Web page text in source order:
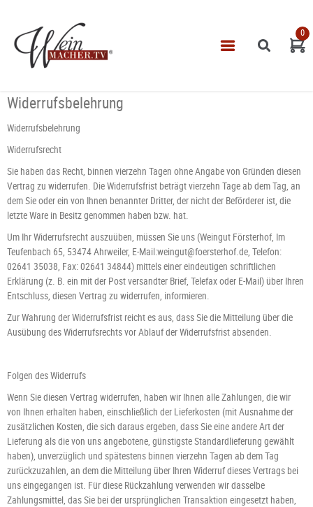
IMPRESSUM
0
Widerrufsbelehrung
Widerrufsbelehrung
Widerrufsrecht
Sie haben das Recht, binnen vierzehn Tagen ohne Angabe von Gründen diesen
Vertrag zu widerrufen. Die Widerrufsfrist beträgt vierzehn Tage ab dem Tag, an
dem Sie oder ein von Ihnen benannter Dritter, der nicht der Beförderer ist, die
letzte Ware in Besitz genommen haben bzw. hat.
Um Ihr Widerrufsrecht auszuüben, müssen Sie uns (Weingut Försterhof, Im
Teufenbach 65, 53474 Ahrweiler, E-Mail:weingut@foersterhof.de, Telefon:
02641 35038, Fax: 02641 34844) mittels einer eindeutigen schriftlichen
Erklärung (z. B. ein mit der Post versandter Brief, Telefax oder E-Mail) über Ihren
Entschluss, diesen Vertrag zu widerrufen, informieren.
Zur Wahrung der Widerrufsfrist reicht es aus, dass Sie die Mitteilung über die
Ausübung des Widerrufsrechts vor Ablauf der Widerrufsfrist absenden.
Folgen des Widerrufs
Wenn Sie diesen Vertrag widerrufen, haben wir Ihnen alle Zahlungen, die wir
von Ihnen erhalten haben, einschließlich der Lieferkosten (mit Ausnahme der
zusätzlichen Kosten, die sich daraus ergeben, dass Sie eine andere Art der
Lieferung als die von uns angebotene, günstigste Standardlieferung gewählt
haben), unverzüglich und spätestens binnen vierzehn Tagen ab dem Tag
zurückzuzahlen, an dem die Mitteilung über Ihren Widerruf dieses Vertrags bei
uns eingegangen ist. Für diese Rückzahlung verwenden wir dasselbe
Zahlungsmittel, das Sie bei der ursprünglichen Transaktion eingesetzt haben,